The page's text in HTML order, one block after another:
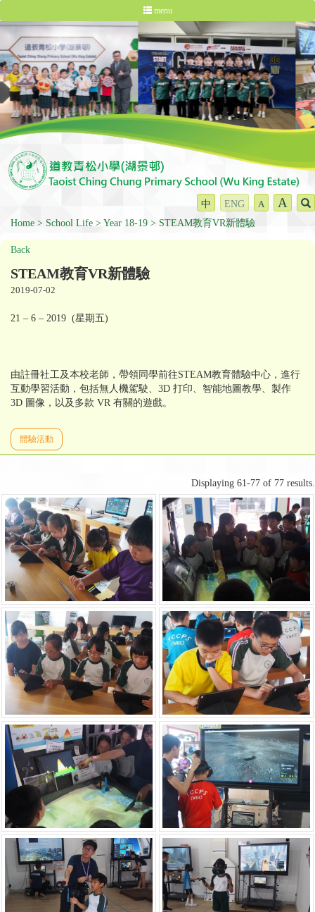
menu
中 ENG A A
Home School Life Year 18-19 STEAM教育VR新體驗
Back
STEAM教育VR新體驗
2019-07-02
21 – 6 – 2019 (星期五)
由註冊社工及本校老師，帶領同學前往STEAM教育體驗中心，進行
互動學習活動，包括無人機駕駛、3D 打印、智能地圖教學、製作
3D 圖像，以及多款 VR 有關的遊戲。
體驗活動
Displaying 61-77 of 77 results.